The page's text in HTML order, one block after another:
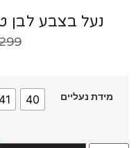
נעל בצבע לבן
₪1,299
נעליים 40
41
42